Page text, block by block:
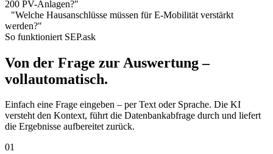
200 PV-Anlagen?"
"Welche Hausanschlüsse müssen für E-Mobilität verstärkt
werden?"
So funktioniert SEP.ask
Von der Frage zur Auswertung –
vollautomatisch.
Einfach eine Frage eingeben – per Text oder Sprache. Die KI
versteht den Kontext, führt die Datenbankabfrage durch und liefert
die Ergebnisse aufbereitet zurück.
01